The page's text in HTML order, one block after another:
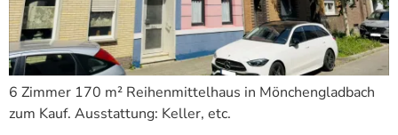
6 Zimmer 170 m² Reihenmittelhaus in Mönchengladbach
zum Kauf. Ausstattung: Keller, etc.